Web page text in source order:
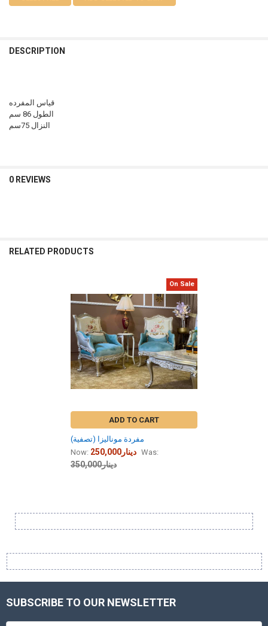
DESCRIPTION
قياس المفرده
الطول 86 سم
النزال 75سم
0 REVIEWS
RELATED PRODUCTS
On Sale
ADD TO CART
مفردة موناليزا (تصفية)
Now:
250,000دينار Was:
350,000دينار
Footer
SUBSCRIBE TO OUR NEWSLETTER